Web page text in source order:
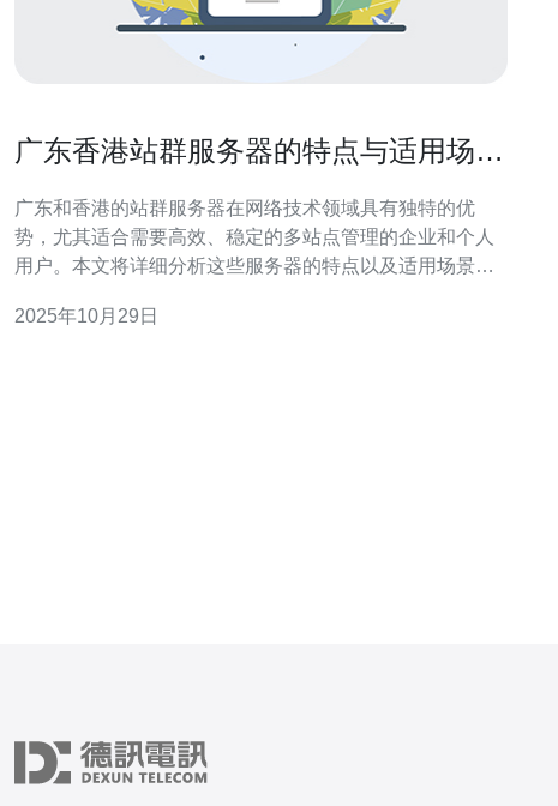
广东香港站群服务器的特点与适用场景
广东和香港的站群服务器在网络技术领域具有独特的优
势，尤其适合需要高效、稳定的多站点管理的企业和个人
用户。本文将详细分析这些服务器的特点以及适用场景，
服务。 高效能与稳定性 广东和香港的站群服务器以其出色
2025年10月29日